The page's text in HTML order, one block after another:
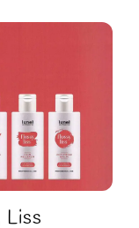
Liss